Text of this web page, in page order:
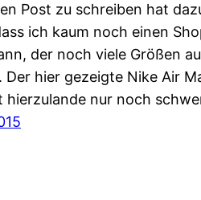
Post zu schreiben hat
ich kaum noch einen
der noch viele Größen
Der hier gezeigte Nike Air
hierzulande nur noch